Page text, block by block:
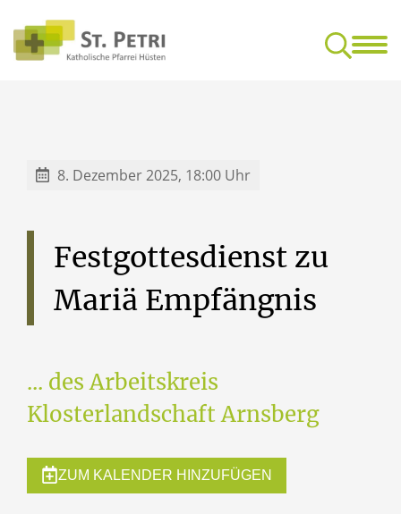
8. Dezember 2025, 18:00 Uhr
Festgottesdienst zu
Mariä Empfängnis
... des Arbeitskreis
Klosterlandschaft Arnsberg
ZUM KALENDER HINZUFÜGEN